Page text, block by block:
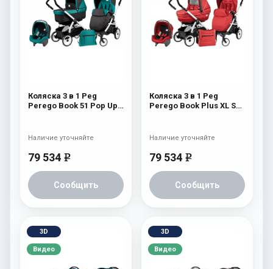
Коляска 3 в 1 Peg
Perego Book 51 Pop Up
Aquamarine
79 534 e
Сообщить
Наличие уточняйте
Коляска 3 в 1 Peg
Perego Book Plus XL Set
Sunset
79 534 e
Сообщить
Наличие уточняйте
3D
Видео
3D
Видео